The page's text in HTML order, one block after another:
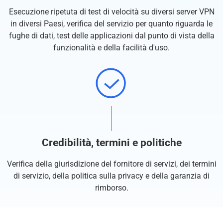
Esecuzione ripetuta di test di velocità su diversi server VPN
in diversi Paesi, verifica del servizio per quanto riguarda le
fughe di dati, test delle applicazioni dal punto di vista della
funzionalità e della facilità d'uso.
Credibilità, termini e politiche
Verifica della giurisdizione del fornitore di servizi, dei termini
di servizio, della politica sulla privacy e della garanzia di
rimborso.